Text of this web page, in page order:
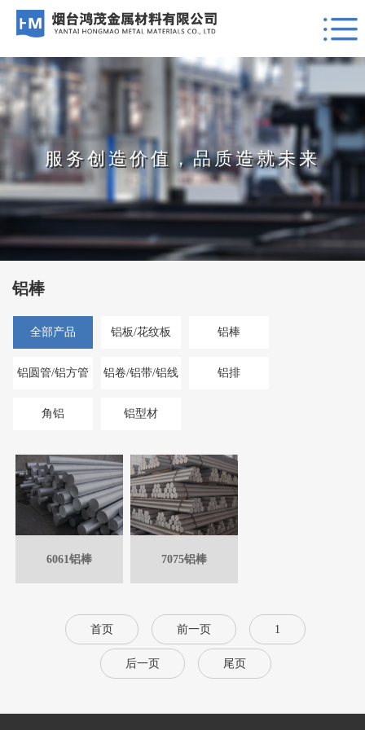
服务创造价值，品质造就未来
铝棒
全部产品 铝板/花纹板 铝棒
铝圆管/铝方管 铝卷/铝带/铝线 铝排
角铝 铝型材
6061铝棒 7075铝棒
首页 前一页 1
后一页 尾页